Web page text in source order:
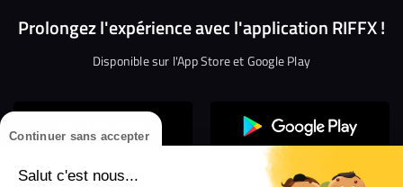
Continuer sans accepter
Salut c'est nous...
Prolongez l'expérience avec l'application RIFFX !
Disponible sur l'App Store et Google Play